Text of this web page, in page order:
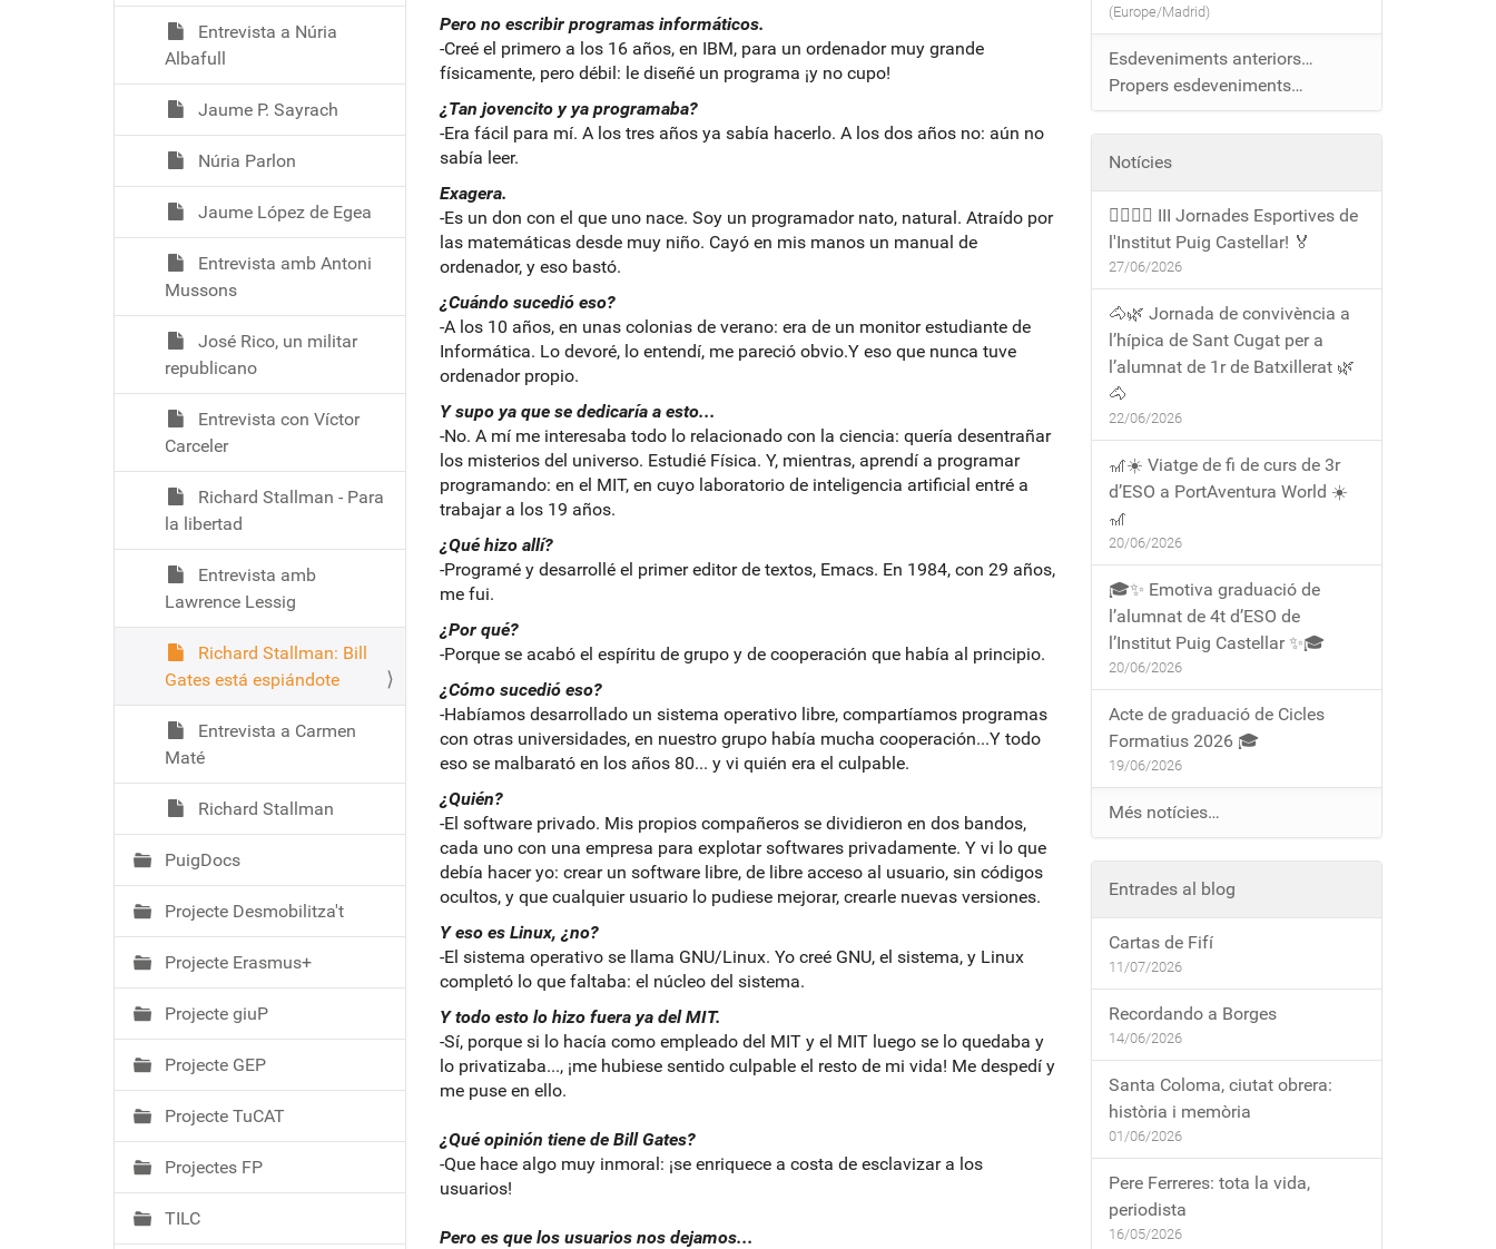
Pero no escribir programas informáticos.
-Creé el primero a los 16 años, en IBM, para un ordenador muy grande
físicamente, pero débil: le diseñé un programa ¡y no cupo!
¿Tan jovencito y ya programaba?
-Era fácil para mí. A los tres años ya sabía hacerlo. A los dos años no: aún no
sabía leer.
Exagera.
-Es un don con el que uno nace. Soy un programador nato, natural. Atraído por
las matemáticas desde muy niño. Cayó en mis manos un manual de
ordenador, y eso bastó.
¿Cuándo sucedió eso?
-A los 10 años, en unas colonias de verano: era de un monitor estudiante de
Informática. Lo devoré, lo entendí, me pareció obvio.Y eso que nunca tuve
ordenador propio.
Y supo ya que se dedicaría a esto...
-No. A mí me interesaba todo lo relacionado con la ciencia: quería desentrañar
los misterios del universo. Estudié Física. Y, mientras, aprendí a programar
programando: en el MIT, en cuyo laboratorio de inteligencia artificial entré a
trabajar a los 19 años.
¿Qué hizo allí?
-Programé y desarrollé el primer editor de textos, Emacs. En 1984, con 29 años,
me fui.
¿Por qué?
-Porque se acabó el espíritu de grupo y de cooperación que había al principio.
¿Cómo sucedió eso?
-Habíamos desarrollado un sistema operativo libre, compartíamos programas
con otras universidades, en nuestro grupo había mucha cooperación...Y todo
eso se malbarató en los años 80... y vi quién era el culpable.
¿Quién?
-El software privado. Mis propios compañeros se dividieron en dos bandos,
cada uno con una empresa para explotar softwares privadamente. Y vi lo que
debía hacer yo: crear un software libre, de libre acceso al usuario, sin códigos
ocultos, y que cualquier usuario lo pudiese mejorar, crearle nuevas versiones.
Y eso es Linux, ¿no?
-El sistema operativo se llama GNU/Linux. Yo creé GNU, el sistema, y Linux
completó lo que faltaba: el núcleo del sistema.
Y todo esto lo hizo fuera ya del MIT.
-Sí, porque si lo hacía como empleado del MIT y el MIT luego se lo quedaba y
lo privatizaba..., ¡me hubiese sentido culpable el resto de mi vida! Me despedí y
me puse en ello.
¿Qué opinión tiene de Bill Gates?
-Que hace algo muy inmoral: ¡se enriquece a costa de esclavizar a los
usuarios!
Pero es que los usuarios nos dejamos...
Entrevista a Núria
Albafull
Jaume P. Sayrach
Núria Parlon
Jaume López de Egea
Entrevista amb Antoni
Mussons
José Rico, un militar
republicano
Entrevista con Víctor
Carceler
Richard Stallman - Para
la libertad
Entrevista amb
Lawrence Lessig
Richard Stallman: Bill
Gates está espiándote
Entrevista a Carmen
Maté
Richard Stallman
PuigDocs
Projecte Desmobilitza't
Projecte Erasmus+
Projecte giuP
Projecte GEP
Projecte TuCAT
Projectes FP
TILC
(Europe/Madrid)
Esdeveniments anteriors…
Propers esdeveniments…
Notícies
🏃‍♀️🏃‍♂️ III Jornades Esportives de
l'Institut Puig Castellar! 🏅
27/06/2026
🐴🌿 Jornada de convivència a
l’hípica de Sant Cugat per a
l’alumnat de 1r de Batxillerat 🌿
🐴
22/06/2026
🎢☀️ Viatge de fi de curs de 3r
d’ESO a PortAventura World ☀️
🎢
20/06/2026
🎓✨ Emotiva graduació de
l’alumnat de 4t d’ESO de
l’Institut Puig Castellar ✨🎓
20/06/2026
Acte de graduació de Cicles
Formatius 2026 🎓
19/06/2026
Més notícies…
Entrades al blog
Cartas de Fifí
11/07/2026
Recordando a Borges
14/06/2026
Santa Coloma, ciutat obrera:
història i memòria
01/06/2026
Pere Ferreres: tota la vida,
periodista
16/05/2026